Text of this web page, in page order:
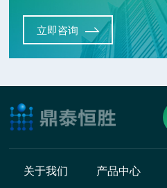
立即咨询
关于我们 产品中心